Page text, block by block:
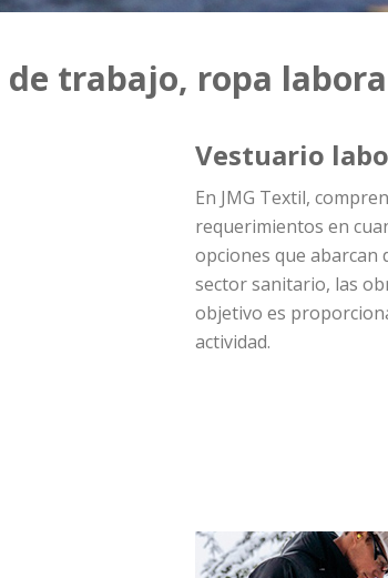
trabajo, ropa
Vestuario
En JMG Textil,
requerimientos en
opciones que abarcan
sector sanitario, las
objetivo es
actividad.